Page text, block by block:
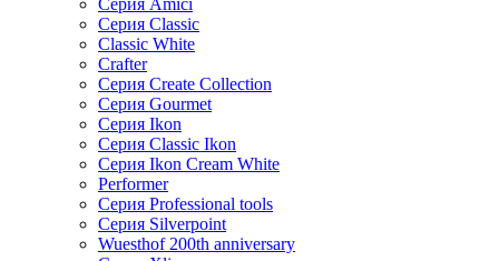
Серия Classic
Classic White
Crafter
Серия Create Collection
Серия Gourmet
Серия Ikon
Серия Classic Ikon
Серия Ikon Cream White
Performer
Серия Professional tools
Серия Silverpoint
Wuesthof 200th anniversary